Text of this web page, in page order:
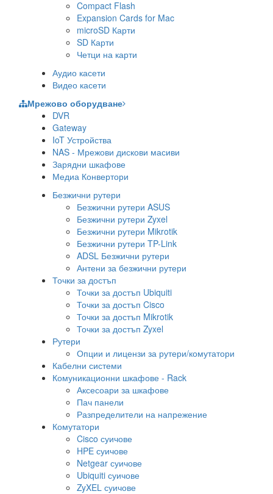
Compact Flash
Expansion Cards for Mac
microSD Карти
SD Карти
Четци на карти
Аудио касети
Видео касети
Мрежово оборудване
DVR
Gateway
IoT Устройства
NAS - Мрежови дискови масиви
Зарядни шкафове
Медиа Конвертори
Безжични рутери
Безжични рутери ASUS
Безжични рутери Zyxel
Безжични рутери Mikrotik
Безжични рутери TP-Link
ADSL Безжични рутери
Антени за безжични рутери
Точки за достъп
Точки за достъп Ubiquiti
Точки за достъп Cisco
Точки за достъп Mikrotik
Точки за достъп Zyxel
Рутери
Опции и лицензи за рутери/комутатори
Кабелни системи
Комуникационни шкафове - Rack
Аксесоари за шкафове
Пач панели
Разпределители на напрежение
Комутатори
Cisco суичове
HPE суичове
Netgear суичове
Ubiquiti суичове
ZyXEL суичове